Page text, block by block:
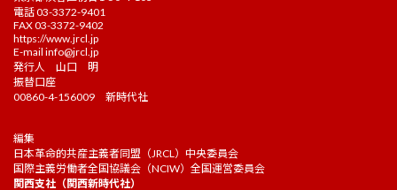
電話 03-3372-9401
FAX 03-3372-9402
https://www.jrcl.jp
E-mail info@jrcl.jp
発行人 山口 明
振替口座
00860-4-156009 新時代社
編集
日本革命的共産主義者同盟（JRCL）中央委員会
国際主義労働者全国協議会（NCIW）全国運営委員会
関西支社（関西新時代社）